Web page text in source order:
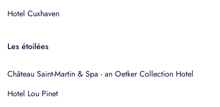
Hotel Cuxhaven
Les étoilées
Château Saint-Martin & Spa - an Oetker Collection Hotel
Hotel Lou Pinet